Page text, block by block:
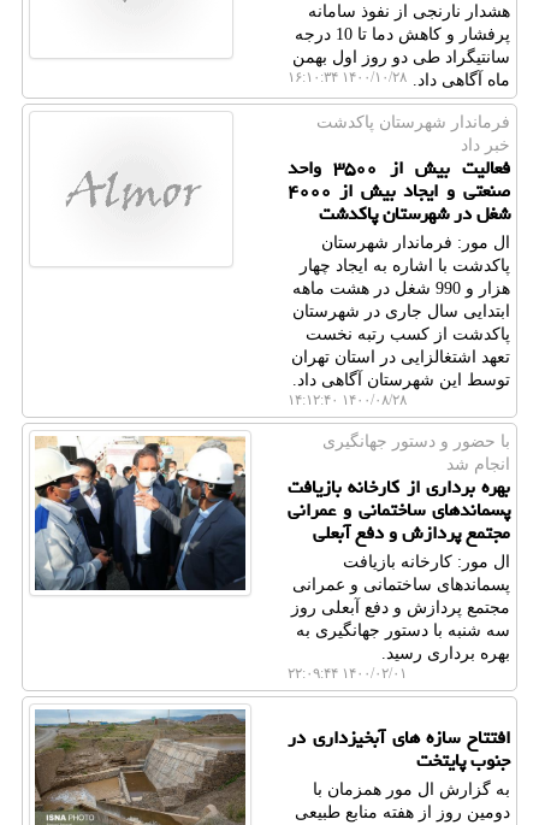
هشدار نارنجی از نفوذ سامانه
پرفشار و کاهش دما تا 10 درجه
سانتیگراد طی دو روز اول بهمن
ماه آگاهی داد. ۱۴۰۰/۱۰/۲۸ ۱۶:۱۰:۳۴
فرماندار شهرستان پاكدشت
خبر داد
فعالیت بیش از ۳۵۰۰ واحد
صنعتی و ایجاد بیش از ۴۰۰۰
شغل در شهرستان پاکدشت
ال مور: فرماندار شهرستان
پاکدشت با اشاره به ایجاد چهار
هزار و 990 شغل در هشت ماهه
ابتدایی سال جاری در شهرستان
پاکدشت از کسب رتبه نخست
تعهد اشتغالزایی در استان تهران
توسط این شهرستان آگاهی داد.
۱۴۰۰/۰۸/۲۸ ۱۴:۱۲:۴۰
با حضور و دستور جهانگیری
انجام شد
بهره برداری از كارخانه بازیافت
پسماندهای ساختمانی و عمرانی
مجتمع پردازش و دفع آبعلی
ال مور: کارخانه بازیافت
پسماندهای ساختمانی و عمرانی
مجتمع پردازش و دفع آبعلی روز
سه شنبه با دستور جهانگیری به
بهره برداری رسید.
۱۴۰۰/۰۲/۰۱ ۲۲:۰۹:۴۴
افتتاح سازه های آبخیزداری در
جنوب پایتخت
به گزارش ال مور همزمان با
دومین روز از هفته منابع طبیعی